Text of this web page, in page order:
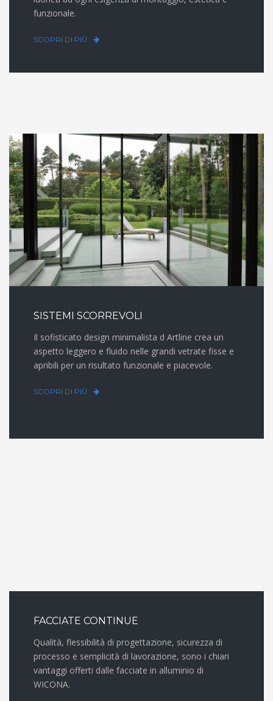
funzionale.
SCOPRI DI PIÙ
SISTEMI SCORREVOLI
Il sofisticato design minimalista d Artline crea un
aspetto leggero e fluido nelle grandi vetrate fisse e
apribili per un risultato funzionale e piacevole.
SCOPRI DI PIÙ
FACCIATE CONTINUE
Qualità, flessibilità di progettazione, sicurezza di
processo e semplicità di lavorazione, sono i chiari
vantaggi offerti dalle facciate in alluminio di
WICONA.